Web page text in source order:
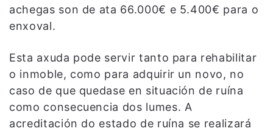
achegas son de ata 66.000€ e 5.400€ para o
enxoval.
Esta axuda pode servir tanto para rehabilitar
o inmoble, como para adquirir un novo, no
caso de que quedase en situación de ruína
como consecuencia dos lumes. A
acreditación do estado de ruína se realizará